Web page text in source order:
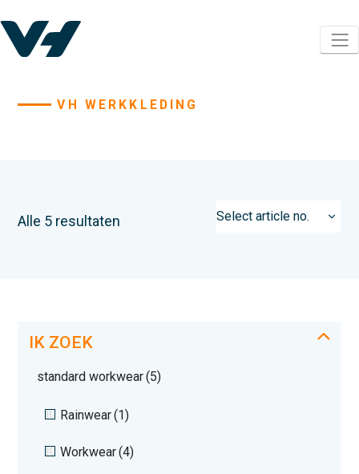
VH WERKKLEDING
Alle 5 resultaten
IK ZOEK
standard workwear(5)
Rainwear(1)
Workwear(4)